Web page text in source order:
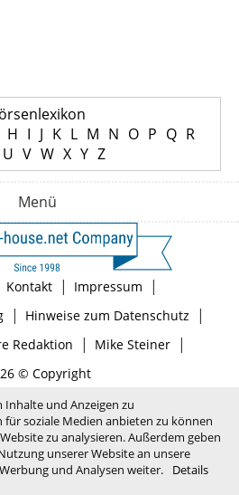
H I J K L M N O P Q R
U V W X Y Z
Menü
Kontakt | Impressum |
| Hinweise zum Datenschutz |
Redaktion | Mike Steiner|
© Copyright
und Anzeigen zu
soziale Medien anbieten zu können
zu analysieren. Außerdem geben
unserer Website an unsere
und Analysen weiter.
Details